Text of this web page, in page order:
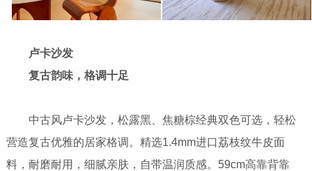
卢卡沙发
复古韵味，格调十足
中古风卢卡沙发，松露黑、焦糖棕经典双色可选，轻松
营造复古优雅的居家格调。精选1.4mm进口荔枝纹牛皮面
料，耐磨耐用，细腻亲肤，自带温润质感。59cm高靠背靠